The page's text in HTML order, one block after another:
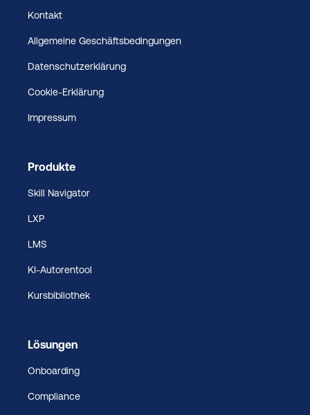
Kontakt
Allgemeine Geschäftsbedingungen
Datenschutzerklärung
Cookie-Erklärung
Impressum
Produkte
Skill Navigator
LXP
LMS
KI-Autorentool
Kursbibliothek
Lösungen
Onboarding
Compliance